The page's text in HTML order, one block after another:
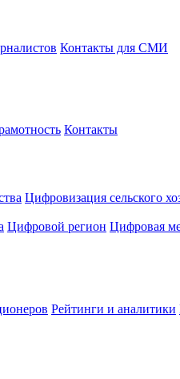
Контакты для СМИ
Контакты
Цифровизация сельского
Цифровой регион Цифровая
Рейтинги и аналитики